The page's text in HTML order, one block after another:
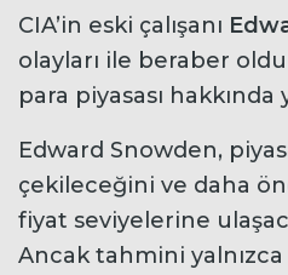
CIA’in eski çalışanı
olayları ile beraber
para piyasası
Edward Snowden,
çekileceğini ve daha
fiyat seviyelerine
Ancak tahmini